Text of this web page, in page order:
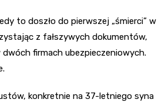
to doszło do pierwszej „śmierci” w
z fałszywych dokumentów,
firmach ubezpieczeniowych.
konkretnie na 37-letniego syna